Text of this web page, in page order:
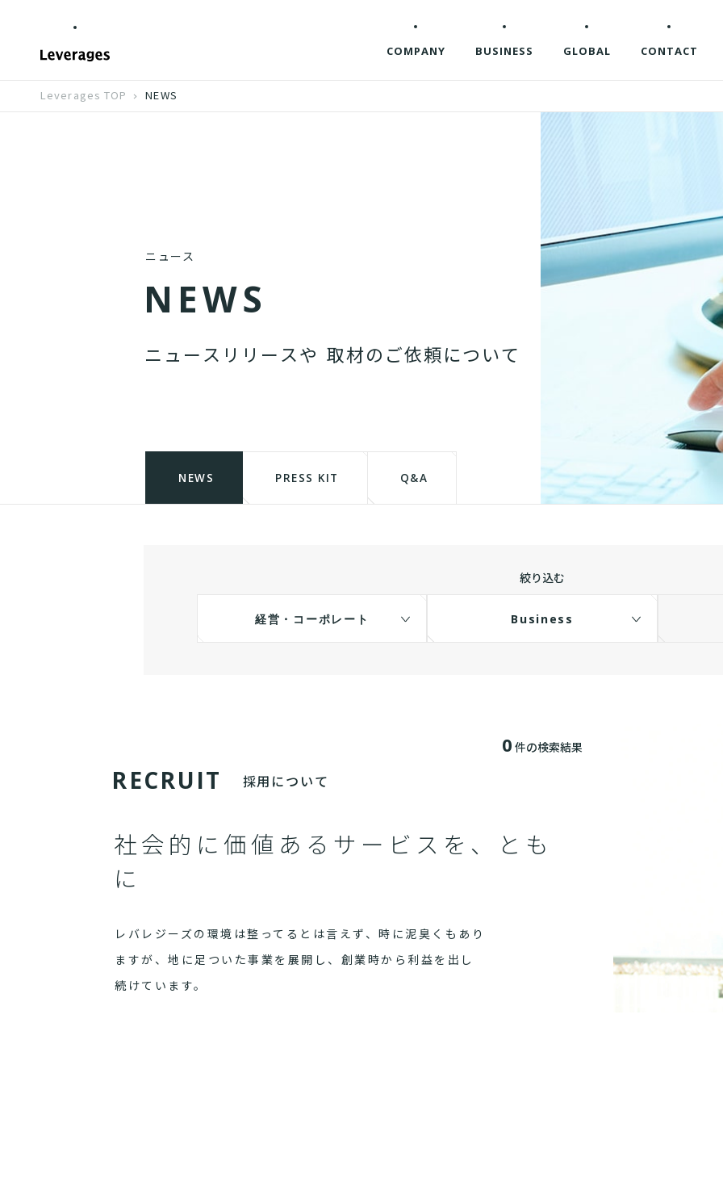
COMPANY BUSINESS GLOBAL CONTACT
Leverages TOP NEWS
ニュース
N EWS
ニ ュ ース リ リ ースや 取材の ご依頼につ いて
NEWS PRESS KIT Q&A
絞り込む
経営・コーポレート Business
0 件の検索結果
RECRUIT 採用について
社会的に価値あるサービスを、とも
に
レバレジーズの環境は整ってるとは言えず、時に泥臭くもあり
ますが、地に足ついた事業を展開し、創業時から利益を出し
続けています。